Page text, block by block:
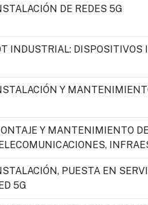
DE REDES 5G
INDUSTRIAL:
Y
Y MANTENIMIENTO
PUESTA EN
5G